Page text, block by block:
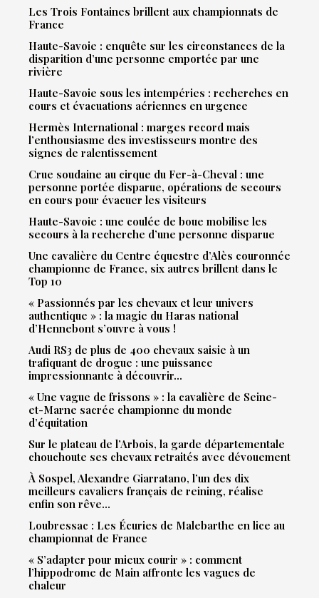
Les Trois Fontaines brillent aux championnats de
France
Haute-Savoie : enquête sur les circonstances de la
disparition d’une personne emportée par une
rivière
Haute-Savoie sous les intempéries : recherches en
cours et évacuations aériennes en urgence
Hermès International : marges record mais
l’enthousiasme des investisseurs montre des
signes de ralentissement
Crue soudaine au cirque du Fer-à-Cheval : une
personne portée disparue, opérations de secours
en cours pour évacuer les visiteurs
Haute-Savoie : une coulée de boue mobilise les
secours à la recherche d’une personne disparue
Une cavalière du Centre équestre d’Alès couronnée
championne de France, six autres brillent dans le
Top 10
« Passionnés par les chevaux et leur univers
authentique » : la magie du Haras national
d’Hennebont s’ouvre à vous !
Audi RS3 de plus de 400 chevaux saisie à un
trafiquant de drogue : une puissance
impressionnante à découvrir…
« Une vague de frissons » : la cavalière de Seine-
et-Marne sacrée championne du monde
d’équitation
Sur le plateau de l’Arbois, la garde départementale
chouchoute ses chevaux retraités avec dévouement
À Sospel, Alexandre Giarratano, l’un des dix
meilleurs cavaliers français de reining, réalise
enfin son rêve…
Loubressac : Les Écuries de Malebarthe en lice au
championnat de France
« S’adapter pour mieux courir » : comment
l’hippodrome de Main affronte les vagues de
chaleur